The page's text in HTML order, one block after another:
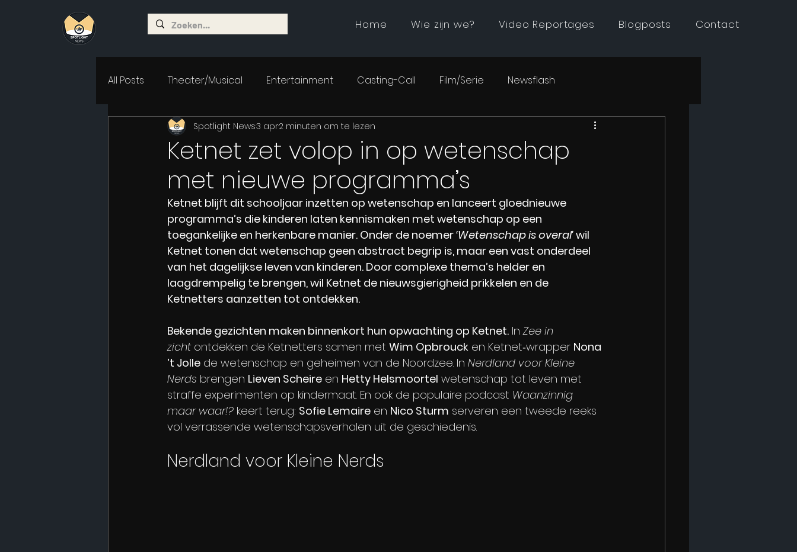
Home Wie zijn we? Video Reportages Blogposts Contact
All Posts Theater/Musical Entertainment Casting-Call Film/Serie Newsflash
Ketnet zet volop in op wetenschap
met nieuwe programma’s
Spotlight News3 apr2 minuten om te lezen
Ketnet blijft dit schooljaar inzetten op wetenschap en lanceert gloednieuwe
programma’s die kinderen laten kennismaken met wetenschap op een
toegankelijke en herkenbare manier. Onder de noemer ‘Wetenschap is overal’ wil
Ketnet tonen dat wetenschap geen abstract begrip is, maar een vast onderdeel
van het dagelijkse leven van kinderen. Door complexe thema’s helder en
laagdrempelig te brengen, wil Ketnet de nieuwsgierigheid prikkelen en de
Ketnetters aanzetten tot ontdekken.
Bekende gezichten maken binnenkort hun opwachting op Ketnet. In Zee in
zicht ontdekken de Ketnetters samen met Wim Opbrouck en Ketnet‑wrapper Nona
’t Jolle de wetenschap en geheimen van de Noordzee. In Nerdland voor Kleine
Nerds brengen Lieven Scheire en Hetty Helsmoortel wetenschap tot leven met
straffe experimenten op kindermaat. En ook de populaire podcast Waanzinnig
maar waar!? keert terug: Sofie Lemaire en Nico Sturm serveren een tweede reeks
vol verrassende wetenschapsverhalen uit de geschiedenis.
Nerdland voor Kleine Nerds